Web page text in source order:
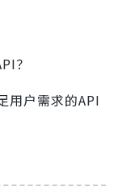
？
用户需求的API